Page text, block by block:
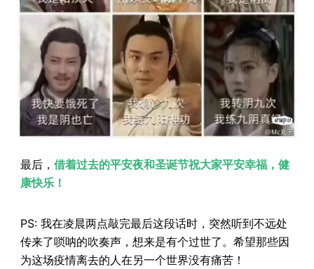
最后， 借着过去的平安夜和圣诞节祝大家平安幸福，健
康快乐！
PS: 我在凌晨两点敲完最后这段话时，突然听到不远处
传来了唢呐的吹奏声，想来是有个过世了。希望那些因
为这场疫情离去的人在另一个世界没有痛苦！